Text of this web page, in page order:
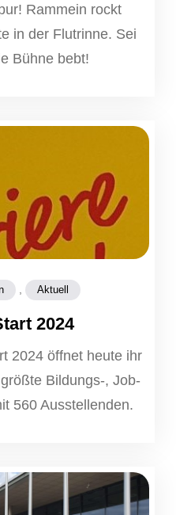
Rammein rockt
in der Flutrinne. Sei
Bühne bebt!
, Aktuell
2024
2024 öffnet heute ihr
Bildungs-, Job-
560 Ausstellenden.